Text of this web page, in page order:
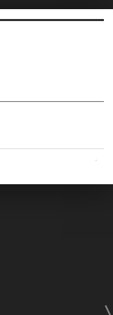
5
5